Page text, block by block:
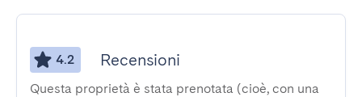
4.2 Recensioni
Questa proprietà è stata prenotata (cioè, con una